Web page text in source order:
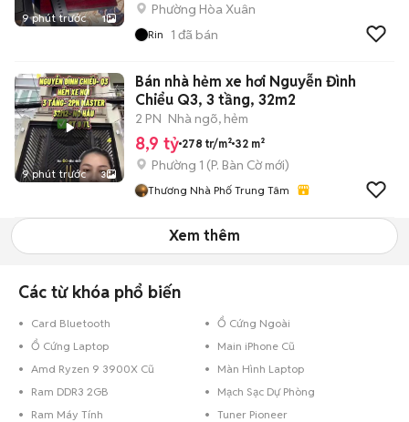
9 phút trước 1
Phường Hòa Xuân
Rin 1 đã bán
9 phút trước 3
Bán nhà hẻm xe hơi Nguyễn Đình
Chiểu Q3, 3 tầng, 32m2
2 PN Nhà ngõ, hẻm
8,9 tỷ 278 tr/m² 32 m²
Phường 1 (P. Bàn Cờmới)
Thương Nhà Phố Trung Tâm
Xem thêm
Các từ khóa phổ biến
Card Bluetooth
Ổ Cứng Ngoài
Ổ Cứng Laptop
Main iPhone Cũ
Amd Ryzen 9 3900X Cũ
Màn Hình Laptop
Ram DDR3 2GB
Mạch Sạc Dự Phòng
Ram Máy Tính
Tuner Pioneer